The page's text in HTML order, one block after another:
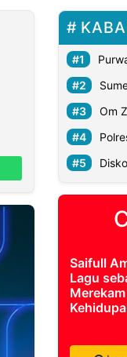
Om
Saifull
Lagu